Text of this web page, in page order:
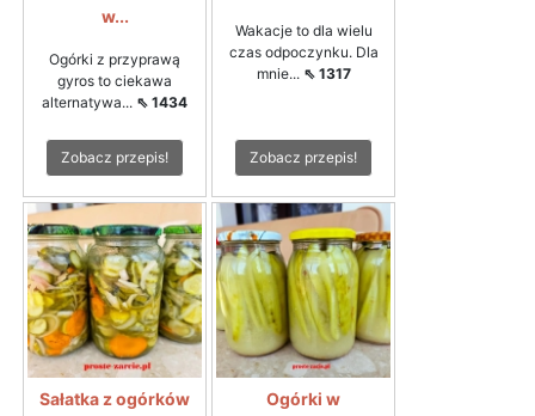
w...
Ogórki z przyprawą
gyros to ciekawa
alternatywa... ⇖ 1434
Zobacz przepis!
Wakacje to dla wielu
czas odpoczynku. Dla
mnie... ⇖ 1317
Zobacz przepis!
Sałatka z ogórków
Ogórki w